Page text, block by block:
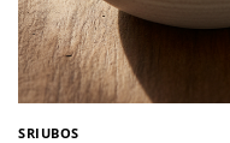
SRIUBOS